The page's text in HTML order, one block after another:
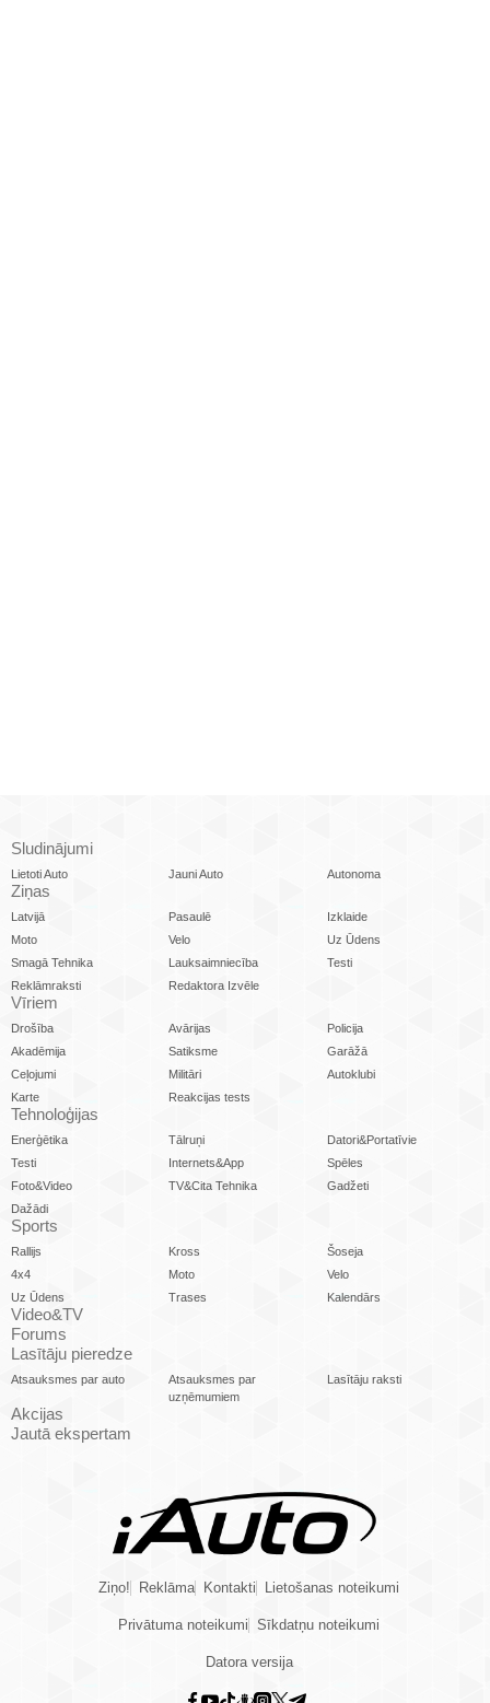
Sludinājumi
Lietoti Auto Jauni Auto Autonoma
Ziņas
Latvijā Pasaulē
Izklaide
Moto
Velo
Uz Ūdens
Smagā Tehnika
Lauksaimniecība
Testi
Reklāmraksti
Redaktora Izvēle
Vīriem
Drošība Avārijas
Policija
Akadēmija
Satiksme
Garāžā
Ceļojumi
Militāri
Autoklubi
Karte
Reakcijas tests
Tehnoloģijas
Enerģētika Tālruņi
Datori&Portatīvie
Testi
Internets&App
Spēles
Foto&Video
TV&Cita Tehnika
Gadžeti
Dažādi
Sports
Rallijs Kross
Šoseja
4x4
Moto
Velo
Uz Ūdens
Trases Kalendārs
Video&TV
Forums
Lasītāju pieredze
Atsauksmes par auto
Atsauksmes par
uzņēmumiem
Lasītāju raksti
Akcijas
Jautā ekspertam
Ziņo! Reklāma Kontakti Lietošanas noteikumi
Privātuma noteikumi Sīkdatņu noteikumi
Datora versija